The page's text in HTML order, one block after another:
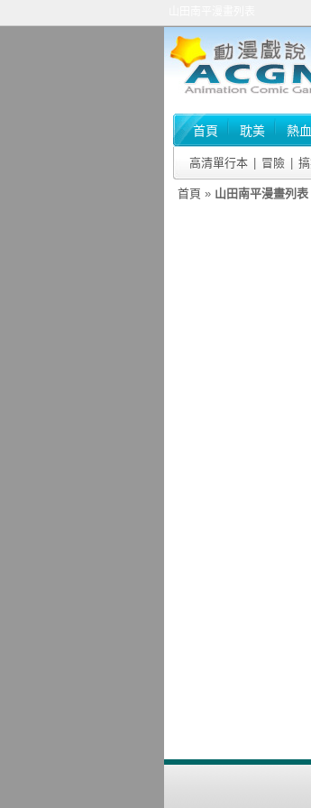
首頁 耽美 熱血
高清單行本 冒險
首頁 » 山田南平漫畫列表